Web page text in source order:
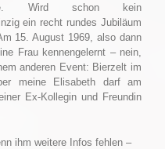
Wird schon kein
ein recht rundes Jubiläum
15. August 1969, also dann
Frau kennengelernt – nein,
anderen Event: Bierzelt im
meine Elisabeth darf am
Ex-Kollegin und Freundin
ihm weitere Infos fehlen –